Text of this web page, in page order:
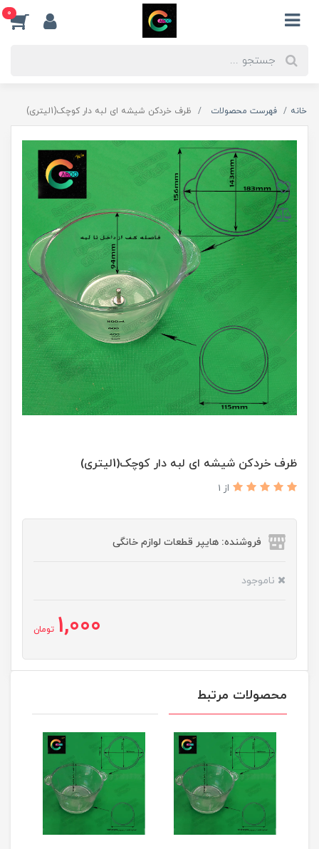
0
خانه فهرست محصولات ظرف خردکن شیشه ای لبه دار کوچک(1لیتری)
ظرف خردکن شیشه ای لبه دار کوچک(1لیتری)
از 1
فروشنده: هایپر قطعات لوازم خانگی
ناموجود
1,000 تومان
محصولات مرتبط